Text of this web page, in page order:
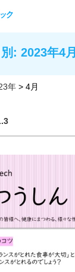
別: 2023年4月
年 > 4月